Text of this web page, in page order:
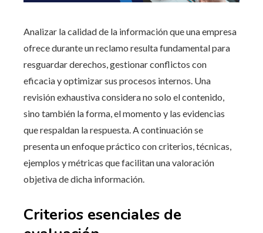
Analizar la calidad de la información que una empresa
ofrece durante un reclamo resulta fundamental para
resguardar derechos, gestionar conflictos con
eficacia y optimizar sus procesos internos. Una
revisión exhaustiva considera no solo el contenido,
sino también la forma, el momento y las evidencias
que respaldan la respuesta. A continuación se
presenta un enfoque práctico con criterios, técnicas,
ejemplos y métricas que facilitan una valoración
objetiva de dicha información.
Criterios esenciales de